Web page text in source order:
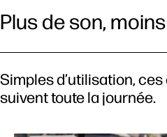
Plus de son,
Simples d’utilisation,
suivent toute la journée.